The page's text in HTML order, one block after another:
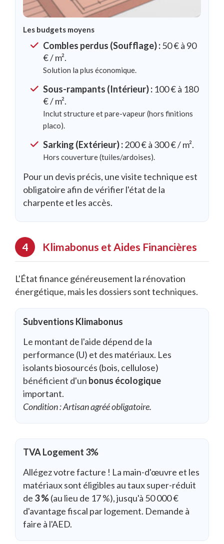
Les budgets moyens
Combles perdus (Soufflage) :50 € à 90
€ / m².
Solution la plus économique.
Sous-rampants (Intérieur) : 100 € à 180
€ / m².
Inclut structure et pare-vapeur (hors finitions
placo).
Sarking (Extérieur) :200 € à 300 € / m².
Hors couverture (tuiles/ardoises).
Pour un devis précis, une visite technique est
obligatoire afin de vérifier l'état de la
charpente et les accès.
Klimabonus et Aides Financières
L'État finance généreusement la rénovation
énergétique, mais les dossiers sont techniques.
Subventions Klimabonus
Le montant de l'aide dépend de la
performance (U) et des matériaux. Les
isolants biosourcés (bois, cellulose)
bénéficient d'un bonus écologique
important.
Condition : Artisan agréé obligatoire.
TVA Logement 3%
Allégez votre facture ! La main-d'œuvre et les
matériaux sont éligibles au taux super-réduit
de 3 %(au lieu de 17 %), jusqu'à 50 000 €
d'avantage fiscal par logement. Demande à
faire à l'AED.